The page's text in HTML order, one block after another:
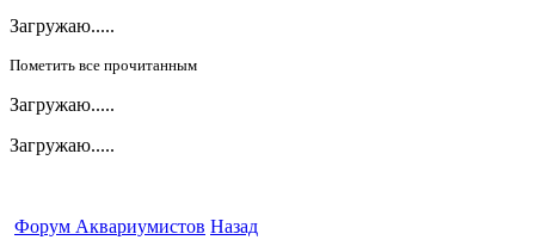
Загружаю.....
Пометить все прочитанным
Загружаю.....
Загружаю.....
Форум Аквариумистов Назад